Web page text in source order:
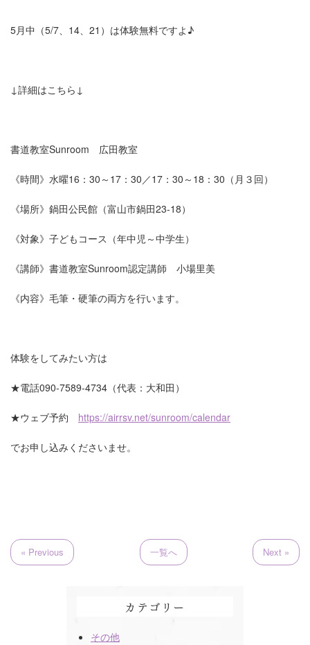
5月中（5/7、14、21）は体験無料ですよ♪
↓詳細はこちら↓
書道教室Sunroom 広田教室
《時間》水曜16：30～17：30／17：30～18：30（月３回）
《場所》鍋田公民館（富山市鍋田23-18）
《対象》子どもコース（年中児～中学生）
《講師》書道教室Sunroom認定講師 小場里美
《内容》毛筆・硬筆の両方を行います。
体験をしてみたい方は
★電話090-7589-4734（代表：大和田）
★ウェブ予約 https://airrsv.net/sunroom/calendar
でお申し込みくださいませ。
« Previous 一覧へ Next »
カテゴリー
その他